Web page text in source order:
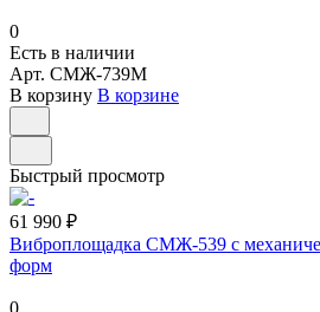
0
Есть в наличии
Арт. СМЖ-739М
В корзину В корзине
Быстрый просмотр
61 990 ₽
Виброплощадка СМЖ-539 с
форм
0